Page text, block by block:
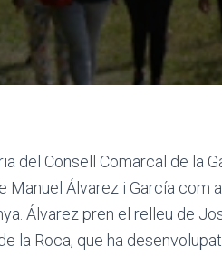
del Consell Comarcal de la
Manuel Álvarez i García com
Álvarez pren el relleu de
la Roca, que ha